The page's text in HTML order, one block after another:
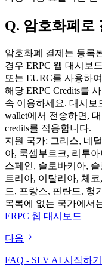
Q. 암호화폐로
암호화폐 결제는 등록
경우 ERPC 웹 대시보
또는 EURC를 사용하
해당 ERPC Credits를
속 이용하세요. 대시보
wallet에서 전송하면,
credits를 적용합니다.
지원 국가: 그리스, 네
아, 룩셈부르크, 리투
스페인, 슬로바키아,
트리아, 이탈리아, 체
드, 프랑스, 핀란드, 헝
목록에 없는 국가에서
ERPC 웹 대시보드
다음
FAQ - SLV AI 시작하기